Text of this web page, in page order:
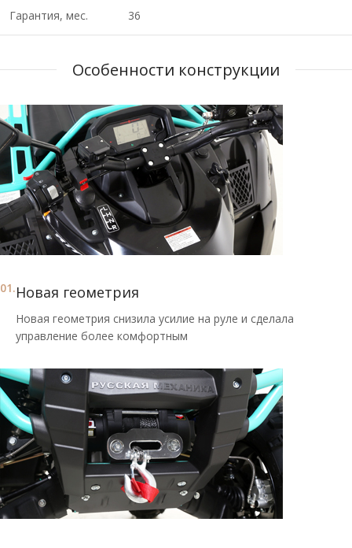
Гарантия, мес. 36
Особенности конструкции
01.Новая геометрия
Новая геометрия снизила усилие на руле и сделала
управление более комфортным